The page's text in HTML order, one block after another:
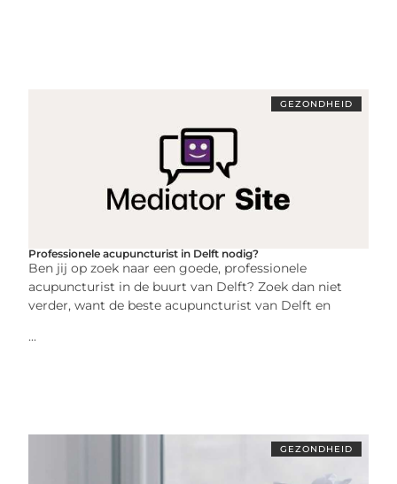
GEZONDHEID
Professionele acupuncturist in Delft nodig?
Ben jij op zoek naar een goede, professionele
acupuncturist in de buurt van Delft? Zoek dan niet
verder, want de beste acupuncturist van Delft en
...
GEZONDHEID